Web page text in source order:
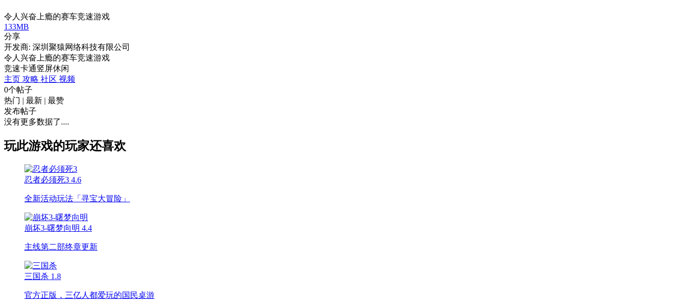
令人兴奋上瘾的赛车竞速游戏
133MB
分享
开发商: 深圳聚猿网络科技有限公司
令人兴奋上瘾的赛车竞速游戏
竞速卡通竖屏休闲
主页 攻略 社区 视频
0个帖子
热门 | 最新 | 最赞
发布帖子
没有更多数据了....
玩此游戏的玩家还喜欢
忍者必须死3 4.6
全新活动玩法「寻宝大冒险」
崩坏3-曙梦向明 4.4
主线第二部终章更新
三国杀 1.8
官方正版，三亿人都爱玩的国民桌游